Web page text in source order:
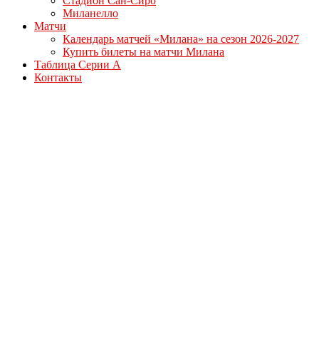
Миланелло
Матчи
Календарь матчей «Милана» на сезон 2026-2027
Купить билеты на матчи Милана
Таблица Серии А
Контакты